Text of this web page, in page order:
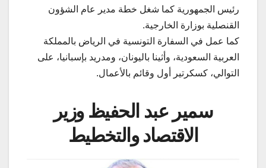
رئيس الجمهورية كما شغل خطة مدير عام الشؤون
القنصلية بوزارة الخارجية.
كما عمل في السفارة التونسية في الرياض بالمملكة
العربية السعودية، وأثينا باليونان، ومدريد بإسبانيا، على
التوالي، كسكرتير أول وقائم بالأعمال.
سمير عبد الحفيظ وزير
الاقتصاد والتخطيط